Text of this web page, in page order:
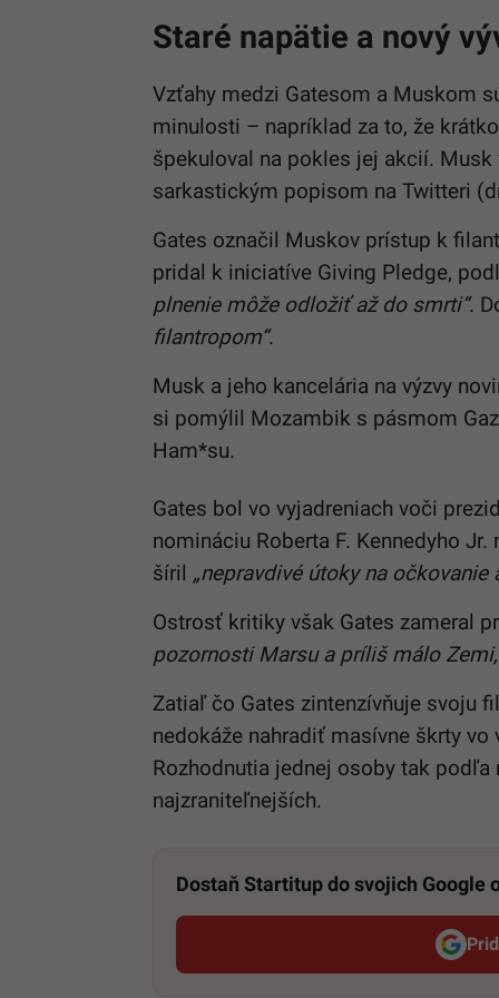
Staré napätie a nový
Vzťahy medzi Gatesom a Muskom
minulosti – napríklad za to, že
špekuloval na pokles jej akcií.
sarkastickým popisom na Twitteri
Gates označil Muskov prístup k
pridal k iniciatíve Giving Pledge,
plnenie môže odložiť až do smrti“.
filantropom“.
Musk a jeho kancelária na výzvy
si pomýlil Mozambik s pásmom
Ham*su.
Gates bol vo vyjadreniach voči
nomináciu Roberta F. Kennedyho
šíril „nepravdivé útoky na očkovanie
Ostrosť kritiky však Gates zameral
pozornosti Marsu a príliš málo
Zatiaľ čo Gates zintenzívňuje svoju
nedokáže nahradiť masívne škrty
Rozhodnutia jednej osoby tak
najzraniteľnejších.
Dostaň Startitup do svojich Google